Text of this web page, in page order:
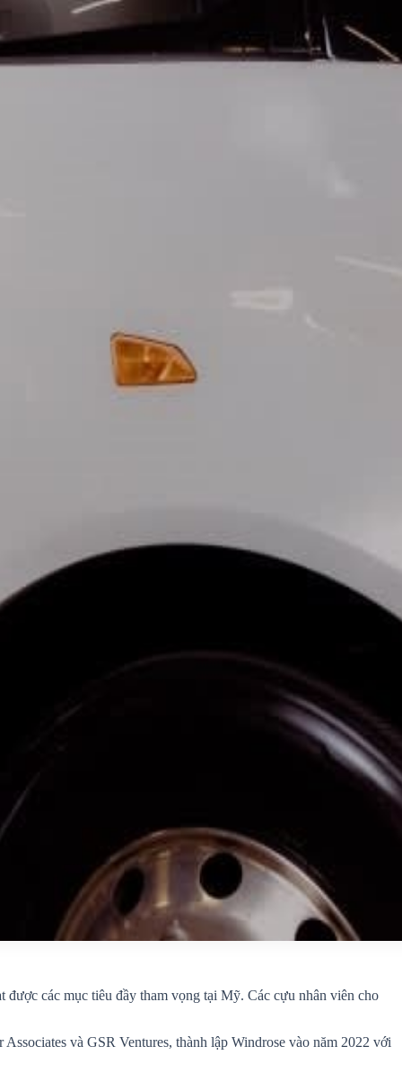
được các mục tiêu đầy tham vọng tại Mỹ. Các cựu nhân viên cho
và GSR Ventures, thành lập Windrose vào năm 2022 với